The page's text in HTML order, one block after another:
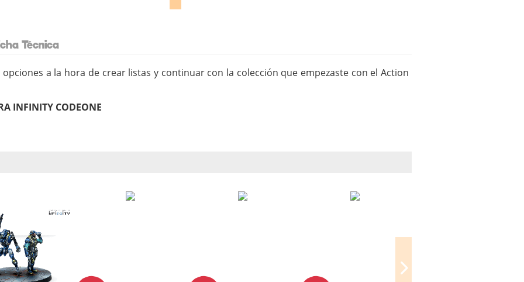
Técnica
a la hora de crear listas y continuar con la colección que empezaste con el Action
INFINITY CODEONE